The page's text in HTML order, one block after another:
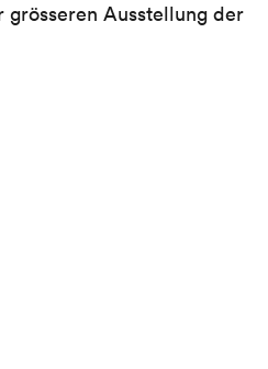
grösseren Ausstellung der